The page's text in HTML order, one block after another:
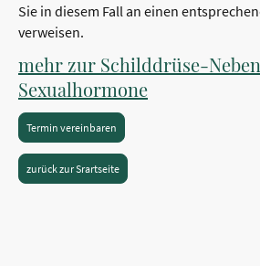
Sie in diesem Fall an einen
verweisen.
Termin vereinbaren
mehr zur Schilddrüse-
Sexualhormone
zurück zur Srartseite